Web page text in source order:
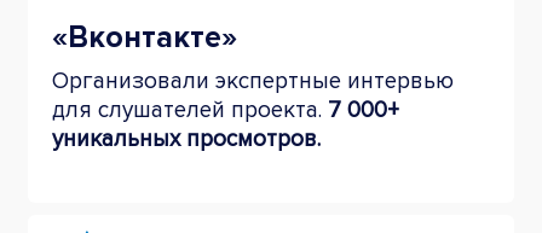
«Вконтакте»
Организовали экспертные интервью
для слушателей проекта. 7 000+
уникальных просмотров.